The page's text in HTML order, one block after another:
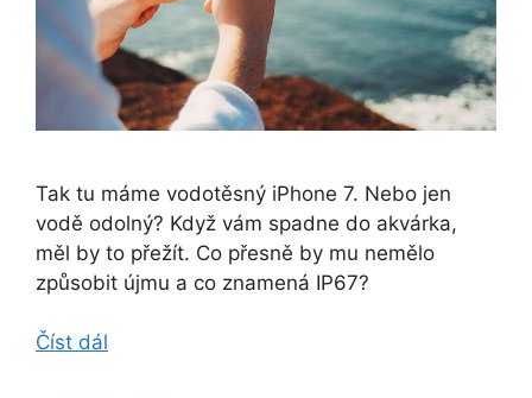
Tak tu máme vodotěsný iPhone 7. Nebo jen
vodě odolný? Když vám spadne do akvárka,
měl by to přežít. Co přesně by mu nemělo
způsobit újmu a co znamená IP67?
Číst dál